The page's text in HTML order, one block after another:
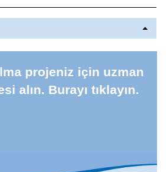
projeniz için uzman
alın. Burayı tıklayın.